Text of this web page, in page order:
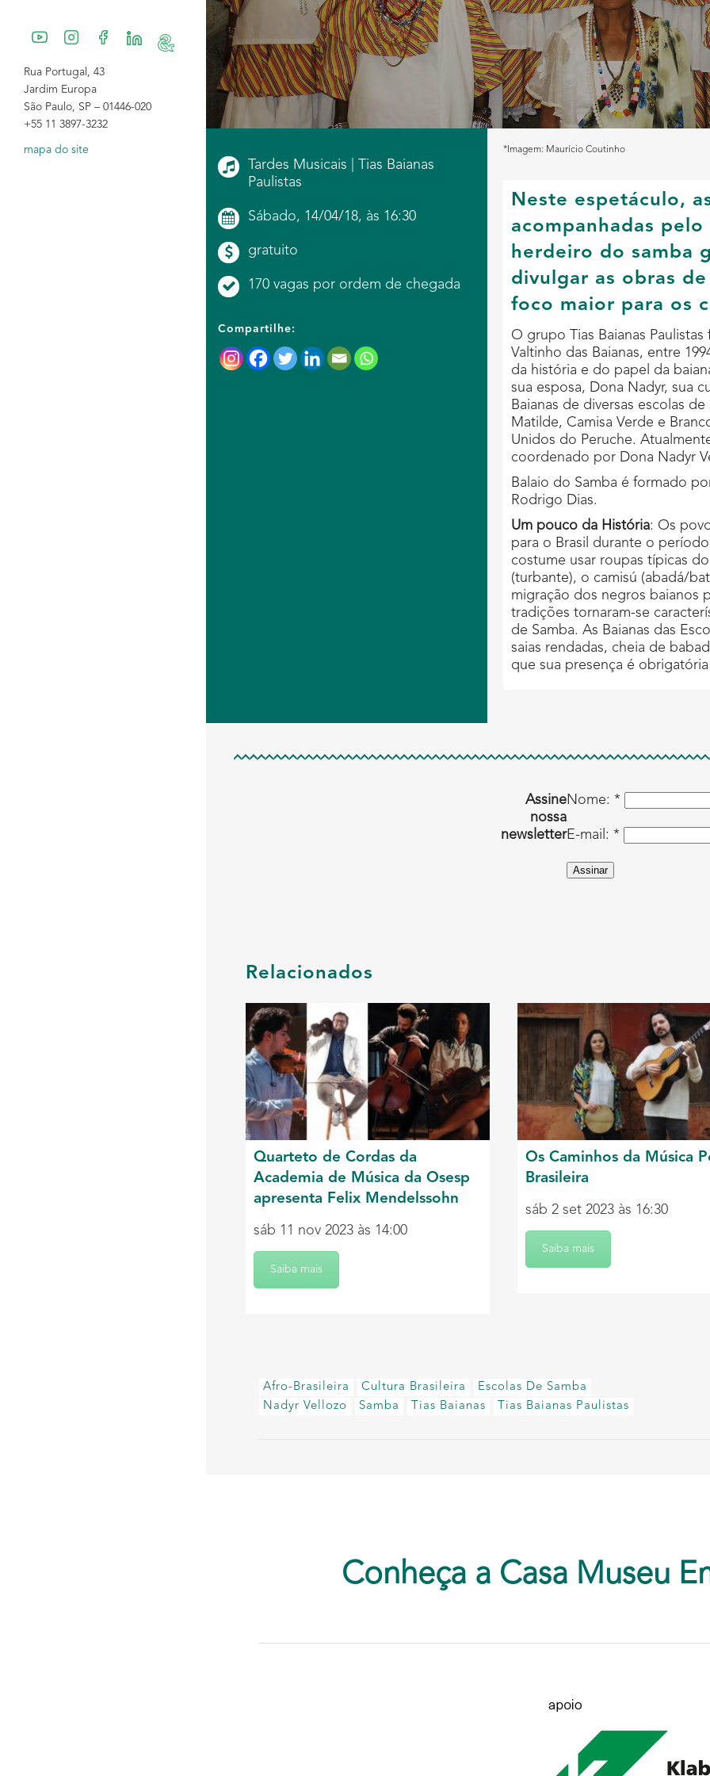
Rua Portugal, 43
Jardim Europa
São Paulo, SP – 01446-020
+55 11 3897-3232
mapa do site
Tardes Musicais | Tias Baianas
Paulistas
Sábado, 14/04/18, às 16:30
gratuito
170 vagas por ordem de chegada
Compartilhe:
*Imagem: Maurício Coutinho
Neste espetáculo,
acompanhadas
herdeiro do samba
divulgar as obras
foco maior para os
O grupo Tias Baianas
Valtinho das Baianas, entre
da história e do papel da
sua esposa, Dona Nadyr, sua
Baianas de diversas escolas
Matilde, Camisa Verde e
Unidos do Peruche.
coordenado por Dona Nadyr
Balaio do Samba é formado
Rodrigo Dias.
Um pouco da História: Os
para o Brasil durante o
costume usar roupas típicas
(turbante), o camisú (abadá/
migração dos negros baianos
tradições tornaram-se
de Samba. As Baianas das
saias rendadas, cheia de
que sua presença é
Assine
nossa
newsletter
Nome: *
E-mail: *
Assinar
Relacionados
Quarteto de Cordas da
Academia de Música da Osesp
apresenta Felix Mendelssohn
sáb 11 nov 2023 às 14:00
Saiba mais
Os Caminhos da Música
Brasileira
sáb 2 set 2023 às 16:30
Saiba mais
Afro-Brasileira Cultura Brasileira
Escolas De Samba
Nadyr Vellozo
Samba Tias Baianas Tias Baianas Paulistas
Conheça a Casa Museu